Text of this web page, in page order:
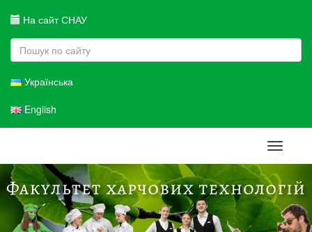
На сайт СНАУ
Українська
English
Toggle